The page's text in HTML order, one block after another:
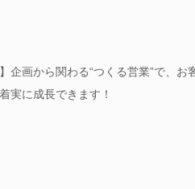
企画から関わる“つくる営業”で、
実に成長できます！